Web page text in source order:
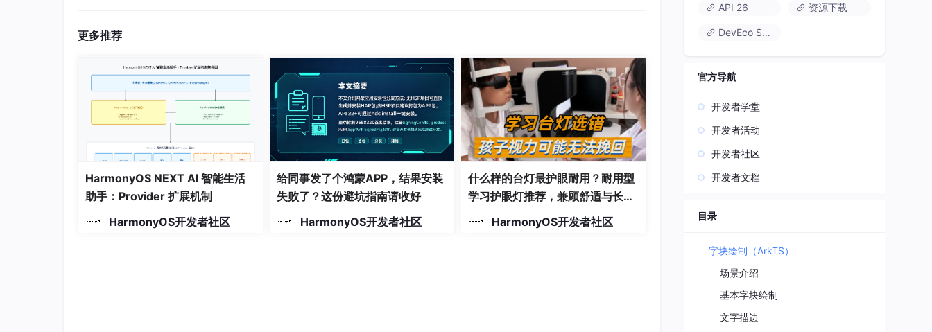
基于基本的字块绘制，还可以通过画笔实现文字描边效果
文字描边的简要示例和示意图如下：
更多推荐
HarmonyOS NEXT AI 智能生活
助手：Provider 扩展机制
HarmonyOS开发者社区
给同事发了个鸿蒙APP，结果安装
失败了？这份避坑指南请收好
HarmonyOS开发者社区
什么样的台灯最护眼耐用？耐用型
学习护眼灯推荐，兼顾舒适与长久
HarmonyOS开发者社区
API 26 资源下载
DevEco Studio
官方导航
开发者学堂
开发者活动
开发者社区
开发者文档
目录
字块绘制（ArkTS）
场景介绍
基本字块绘制
文字描边